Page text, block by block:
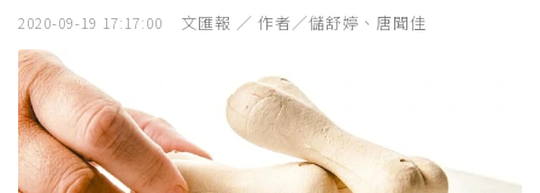
2020-09-19 17:17:00 文匯報 ／ 作者／儲舒婷、唐聞佳